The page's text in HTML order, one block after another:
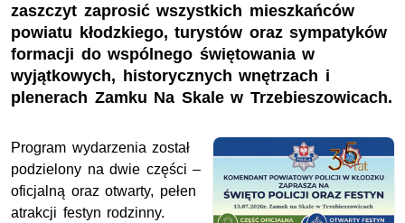
zaszczyt zaprosić wszystkich mieszkańców
powiatu kłodzkiego, turystów oraz sympatyków
formacji do wspólnego świętowania w
wyjątkowych, historycznych wnętrzach i
plenerach Zamku Na Skale w Trzebieszowicach.
Program wydarzenia został
podzielony na dwie części –
oficjalną oraz otwarty, pełen
atrakcji festyn rodzinny.